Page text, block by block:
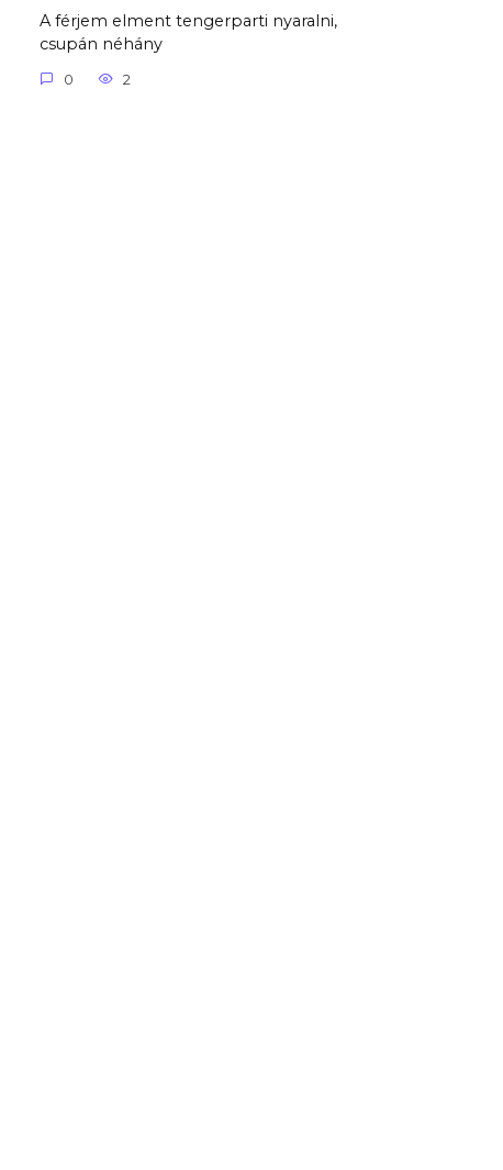
A férjem elment tengerparti nyaralni,
csupán néhány
0 2